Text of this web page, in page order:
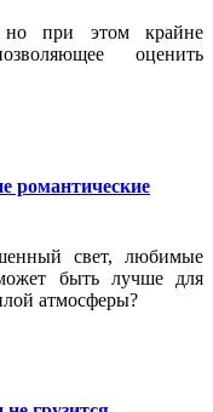
но при этом крайне
оценить
романтические
свет, любимые
быть лучше для
атмосферы?